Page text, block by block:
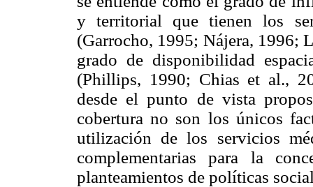
y territorial que tienen los
(Garrocho, 1995; Nájera, 1996;
grado de disponibilidad
(Phillips, 1990; Chias et al.,
desde el punto de vista
cobertura no son los únicos
utilización de los servicios
complementarias para la
planteamientos de políticas